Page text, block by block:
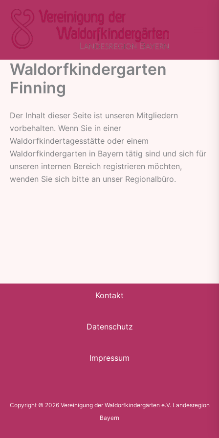
Inhalt
springen
Waldorfkindergarten
Finning
Der Inhalt dieser Seite ist unseren Mitgliedern
vorbehalten. Wenn Sie in einer
Waldorfkindertagesstätte oder einem
Waldorfkindergarten in Bayern tätig sind und sich für
unseren internen Bereich registrieren möchten,
wenden Sie sich bitte an unser Regionalbüro.
Kontakt
Datenschutz
Impressum
Copyright © 2026 Vereinigung der Waldorfkindergärten e.V. Landesregion
Bayern